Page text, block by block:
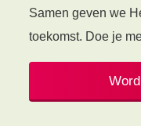
Samen geven we
toekomst. Doe je